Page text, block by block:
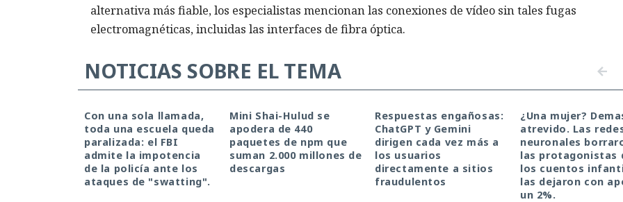
alternativa más fiable, los especialistas mencionan las conexiones de vídeo sin tales fugas
electromagnéticas, incluidas las interfaces de fibra óptica.
NOTICIAS SOBRE EL TEMA
Con una sola llamada,
toda una escuela queda
paralizada: el FBI
admite la impotencia
de la policía ante los
ataques de "swatting".
Mini Shai-Hulud se
apodera de 440
paquetes de npm que
suman 2.000 millones de
descargas
Respuestas engañosas:
ChatGPT y Gemini
dirigen cada vez más a
los usuarios
directamente a sitios
fraudulentos
¿Una mujer?
atrevido. Las
neuronales
las protagonistas
los cuentos
las dejaron con
un 2%.